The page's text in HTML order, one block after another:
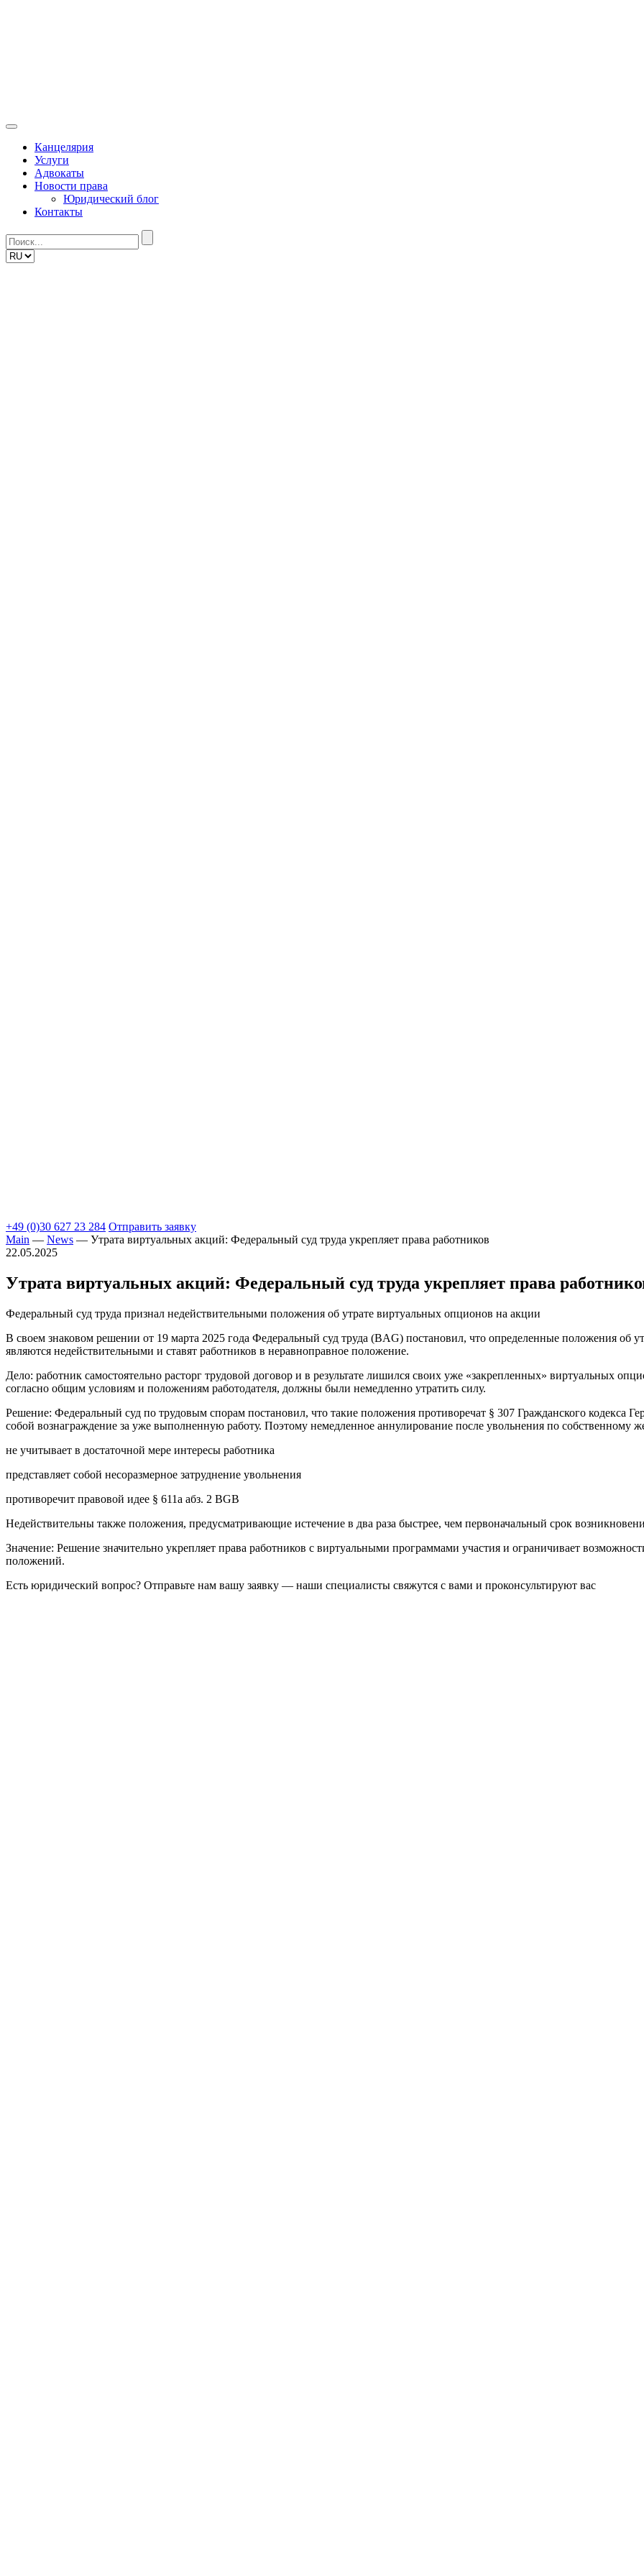
Канцелярия
Услуги
Адвокаты
Новости права
Юридический блог
Контакты
+49 (0)30 627 23 284 Отправить заявку
Main — News — Утрата виртуальных акций: Федеральный суд труда укрепляет права работников
22.05.2025
Утрата виртуальных акций: Федеральный суд труда укрепляет права
Федеральный суд труда признал недействительными положения об утрате виртуальных опционов на акции
В своем знаковом решении от 19 марта 2025 года Федеральный суд труда (BAG) постановил, что определенные положения об
являются недействительными и ставят работников в неравноправное положение.
Дело: работник самостоятельно расторг трудовой договор и в результате лишился своих уже «закрепленных» виртуальных
согласно общим условиям и положениям работодателя, должны были немедленно утратить силу.
Решение: Федеральный суд по трудовым спорам постановил, что такие положения противоречат § 307 Гражданского кодекса
собой вознаграждение за уже выполненную работу. Поэтому немедленное аннулирование после увольнения по собственному
не учитывает в достаточной мере интересы работника
представляет собой несоразмерное затруднение увольнения
противоречит правовой идее § 611a абз. 2 BGB
Недействительны также положения, предусматривающие истечение в два раза быстрее, чем первоначальный срок
Значение: Решение значительно укрепляет права работников с виртуальными программами участия и ограничивает
положений.
Есть юридический вопрос? Отправьте нам вашу заявку — наши специалисты свяжутся с вами и проконсультируют вас